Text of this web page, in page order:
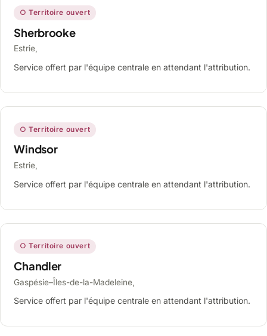
○ Territoire ouvert
Sherbrooke
Estrie,
Service offert par l'équipe centrale en attendant l'attribution.
○ Territoire ouvert
Windsor
Estrie,
Service offert par l'équipe centrale en attendant l'attribution.
○ Territoire ouvert
Chandler
Gaspésie–Îles-de-la-Madeleine,
Service offert par l'équipe centrale en attendant l'attribution.